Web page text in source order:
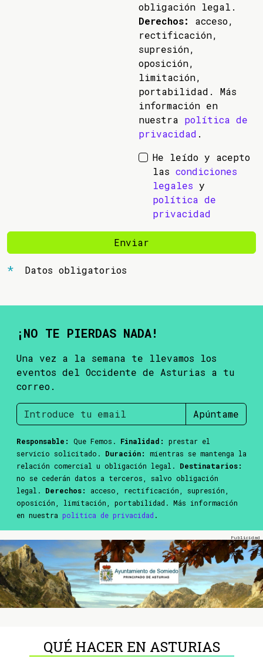
obligación legal.
Derechos:
acceso,
rectificación,
supresión,
oposición,
limitación,
portabilidad. Más
información en
nuestra política de
privacidad .
He leído y acepto
las condiciones
legales y
política de
privacidad
Enviar
Datos obligatorios
¡NO TE PIERDAS NADA!
Una vez a la semana te llevamos los
eventos del Occidente de Asturias a tu
correo.
Apúntame
Responsable: Que Femos. Finalidad:
prestar el
servicio solicitado. Duración:
mientras se mantenga la
relación comercial u obligación legal. Destinatarios:
no se cederán datos a terceros, salvo obligación
legal. Derechos:
acceso, rectificación, supresión,
oposición, limitación, portabilidad. Más información
en nuestra política de privacidad .
QUÉ HACER EN ASTURIAS